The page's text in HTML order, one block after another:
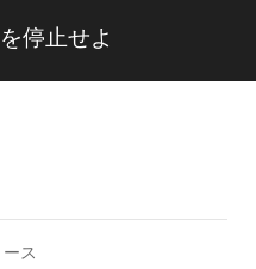
停止せよ
ス